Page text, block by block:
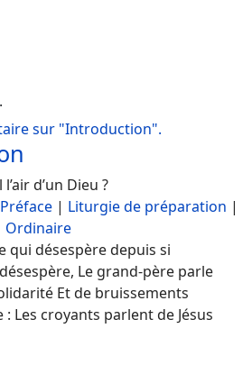
sur "Introduction".
d’un Dieu ?
Préface | Liturgie de préparation |
Ordinaire
qui désespère depuis si
Le grand-père parle
Et de bruissements
: Les croyants parlent de Jésus